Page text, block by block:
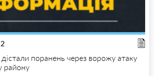
поранень через ворожу атаку
району